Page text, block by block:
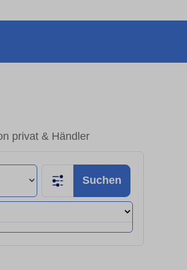
privat & Händler
Suchen